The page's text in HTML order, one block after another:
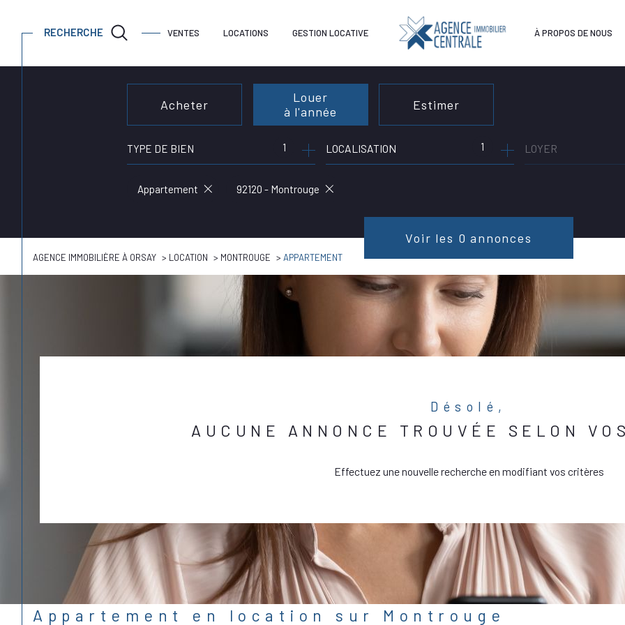
VENTES LOCATIONS GESTION LOCATIVE À PROPOS DE NOUS
RECHERCHE
Acheter
de l'ancien
Louer
à l'année
à l'année
Estimer
TYPE DE BIEN 1 1
LOCALISATION LOYER
Voir les 0 annonces
Appartement 92120 - Montrouge
AGENCE IMMOBILIÈRE À ORSAY LOCATION MONTROUGE APPARTEMENT
Désolé,
AUCUNE ANNONCE TROUVÉE SELON
Effectuez une nouvelle recherche en modifiant vos critères
Appartement en location sur Montrouge